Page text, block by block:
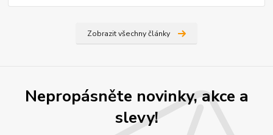
Zobrazit všechny články
Nepropásněte novinky, akce a
slevy!